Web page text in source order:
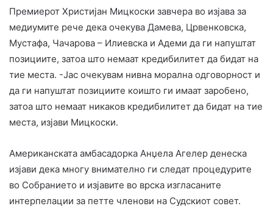
Премиерот Христијан Мицкоски завчера во изјава за
медиумите рече дека очекува Дамева, Црвенковска,
Мустафа, Чачарова – Илиевска и Адеми да ги напуштат
позициите, затоа што немаат кредибилитет да бидат на
тие места. -Јас очекувам нивна морална одговорност и
да ги напуштат позициите коишто ги имаат заробено,
затоа што немаат никаков кредибилитет да бидат на тие
места, изјави Мицкоски.
Американската амбасадорка Анџела Агелер денеска
изјави дека многу внимателно ги следат процедурите
во Собранието и изјавите во врска изгласаните
интерпелации за петте членови на Судскиот совет.